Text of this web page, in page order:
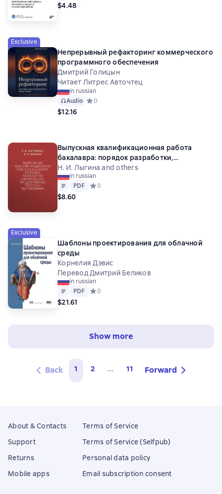
$4.48
Exclusive
Непрерывный рефакторинг коммерческого
программного обеспечения
Дмитрий Голицын
Читает Литрес Авточтец
in russian
Audio Средний рейтинг 0 на основе 0 оценок
0
$12.16
Выпускная квалификационная работа
бакалавра: порядок разработки,
оформление, продуктивные способы
выполнения
Н. И. Лыгина and others
in russian
Text
PDF
PDF Средний рейтинг 0 на основе 0 оценок
0
$8.60
Exclusive
Шаблоны проектирования для облачной
среды
Корнелия Дэвис
Перевод Дмитрий Беликов
in russian
Text
PDF
PDF Средний рейтинг 0 на основе 0 оценок
0
$21.61
Show more
Back 1 2 ... 11 Forward
About & Contacts
Support
Returns
Mobile apps
Terms of Service
Terms of Service (Selfpub)
Personal data policy
Email subscription consent